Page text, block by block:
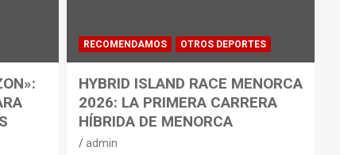
RECOMENDAMOS OTROS DEPORTES
HYBRID ISLAND RACE MENORCA
2026: LA PRIMERA CARRERA
HÍBRIDA DE MENORCA
admin